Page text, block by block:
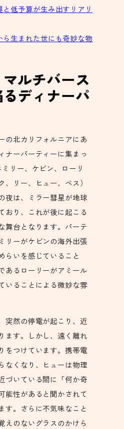
低予算が生み出すリアリ
ら生まれた世にも奇妙な物
ルチバース
ディナーパ
の北カリフォルニアにあ
ナーパーティーに集まっ
リー、ケビン、ローリ
、リー、ヒュー、ベス）
夜は、ミラー彗星が地球
おり、これが後に起こる
舞台となります。パーテ
リーがケビンの海外出張
らいを感じていること
あるローリーがアミール
いることによる微妙な雰
突然の停電が起こり、近
ます。しかし、遠く離れ
をつけています。携帯電
なくなり、ヒューは物理
づいている間に「何か奇
能性があると聞かされて
す。さらに不気味なこと
えのないグラスのかけら